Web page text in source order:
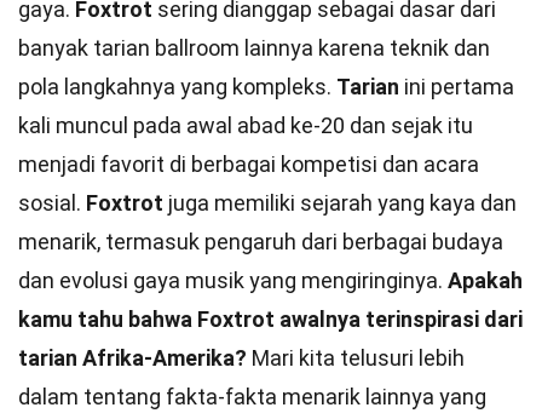
gaya. Foxtrot sering dianggap sebagai dasar dari
banyak tarian ballroom lainnya karena teknik dan
pola langkahnya yang kompleks. Tarian ini pertama
kali muncul pada awal abad ke-20 dan sejak itu
menjadi favorit di berbagai kompetisi dan acara
sosial. Foxtrot juga memiliki sejarah yang kaya dan
menarik, termasuk pengaruh dari berbagai budaya
dan evolusi gaya musik yang mengiringinya. Apakah
kamu tahu bahwa Foxtrot awalnya terinspirasi dari
tarian Afrika-Amerika? Mari kita telusuri lebih
dalam tentang fakta-fakta menarik lainnya yang